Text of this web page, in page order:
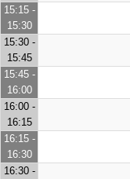
15:15 -
15:30
15:30 -
15:45
15:45 -
16:00
16:00 -
16:15
16:15 -
16:30
16:30 -